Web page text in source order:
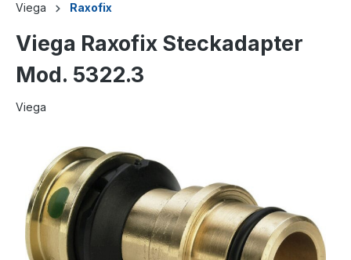
Viega
Raxofix
Viega Raxofix Steckadapter
Mod. 5322.3
Viega
Bildergalerie überspringen